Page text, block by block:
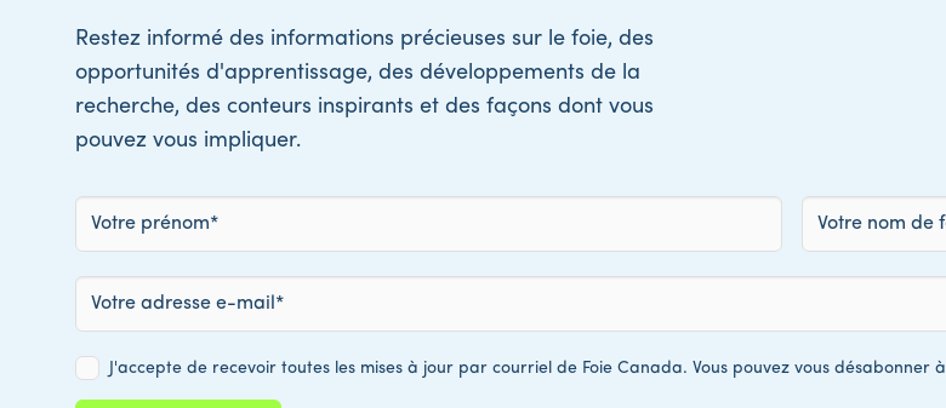
Restez informé des informations précieuses sur le foie, des
opportunités d'apprentissage, des développements de la
recherche, des conteurs inspirants et des façons dont vous
pouvez vous impliquer.